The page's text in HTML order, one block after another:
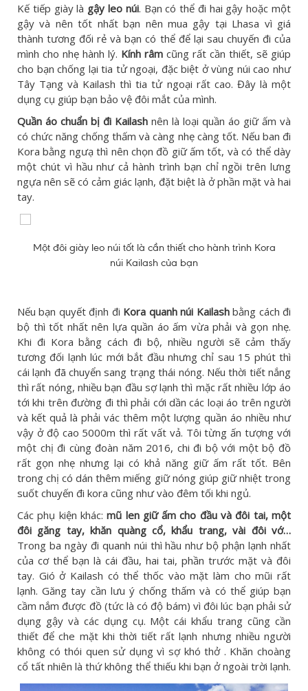
Kế tiếp giày là gậy leo núi. Bạn có thể đi hai gậy hoặc một
gậy và nên tốt nhất bạn nên mua gậy tại Lhasa vì giá
thành tương đối rẻ và bạn có thể để lại sau chuyến đi của
mình cho nhẹ hành lý. Kính râm cũng rất cần thiết, sẽ giúp
cho bạn chống lại tia tử ngoại, đặc biệt ở vùng núi cao như
Tây Tạng và Kailash thì tia tử ngoại rất cao. Đây là một
dụng cụ giúp bạn bảo vệ đôi mắt của mình.
Quần áo chuẩn bị đi Kailash nên là loại quần áo giữ ấm và
có chức năng chống thấm và càng nhẹ càng tốt. Nếu ban đi
Kora bằng ngưạ thì nên chọn đồ giữ ấm tốt, và có thể dày
một chút vì hầu như cả hành trình bạn chỉ ngồi trên lưng
ngựa nên sẽ có cảm giác lạnh, đặt biệt là ở phần mặt và hai
tay.
Một đôi giày leo núi tốt là cần thiết cho hành trình Kora
núi Kailash của bạn
Nếu bạn quyết định đi Kora quanh núi Kailashbằng cách đi
bộ thì tốt nhất nên lựa quần áo ấm vừa phải và gọn nhẹ.
Khi đi Kora bằng cách đi bộ, nhiều người sẽ cảm thấy
tương đối lạnh lúc mới bắt đầu nhưng chỉ sau 15 phút thì
cái lạnh đã chuyển sang trạng thái nóng. Nếu thời tiết nắng
thì rất nóng, nhiều bạn đầu sợ lạnh thì mặc rất nhiều lớp áo
tới khi trên đường đi thì phải cới dần các loại áo trên người
và kết quả là phải vác thêm một lượng quần áo nhiều như
vậy ở độ cao 5000m thì rất vất vả. Tôi từng ấn tượng với
một chị đi cùng đoàn năm 2016, chi đi bộ với một bộ đồ
rất gọn nhẹ nhưng lại có khả năng giữ ấm rất tốt. Bên
trong chị có dán thêm miếng giữ nóng giúp giữ nhiệt trong
suốt chuyến đi kora cũng như vào đêm tối khi ngủ.
Các phụ kiện khác:mũ len giữ ấm cho đầu và đôi tai, một
đôi găng tay, khăn quàng cổ, khẩu trang, vài đôi vớ…
Trong ba ngày đi quanh núi thì hầu như bộ phận lạnh nhất
của cơ thể bạn là cái đầu, hai tai, phần trước mặt và đôi
tay. Gió ở Kailash có thể thốc vào mặt làm cho mũi rất
lạnh. Găng tay cần lưu ý chống thấm và có thể giúp bạn
cầm nắm được đồ (tức là có độ bám) vì đôi lúc bạn phải sử
dụng gậy và các dụng cụ. Một cái khẩu trang cũng cần
thiết để che mặt khi thời tiết rất lạnh nhưng nhiều người
không có thói quen sử dụng vì sợ khó thở . Khăn choàng
cổ tất nhiên là thứ không thể thiếu khi bạn ở ngoài trời lạnh.